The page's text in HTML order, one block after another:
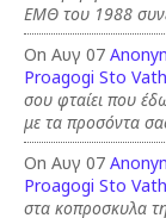
ΕΜΘ του 1988
On Αυγ 07
Proagogi Sto
σου φταίει που
με τα προσόντα
On Αυγ 07
Proagogi Sto
στα κοπροσκυλα